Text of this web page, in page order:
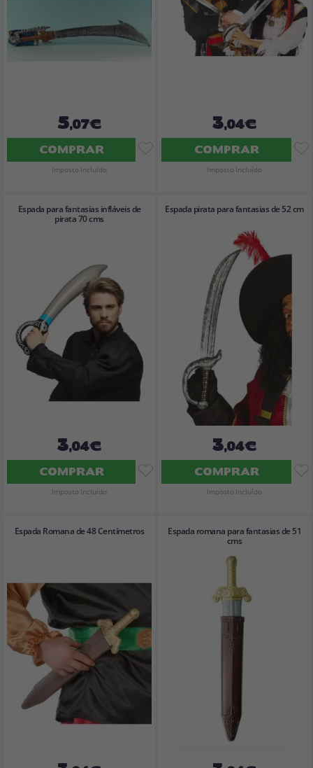
5,07€
COMPRAR
Imposto Incluído
3,04€
COMPRAR
Imposto Incluído
Espada para fantasias infláveis de
pirata 70 cms
3,04€
COMPRAR
Imposto Incluído
Espada pirata para fantasias de 52 cm
3,04€
COMPRAR
Imposto Incluído
Espada Romana de 48 Centímetros
Espada romana para fantasias de 51
cms